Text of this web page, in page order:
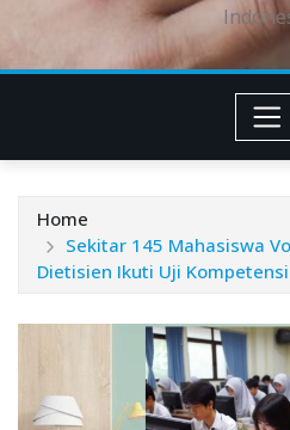
Home
Sekitar 145 Mahasiswa
Dietisien Ikuti Uji